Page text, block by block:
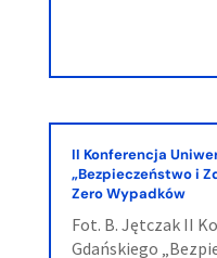
II Konferencja
„Bezpieczeństwo i
Zero Wypadków
Fot. B. Jętczak II
Gdańskiego